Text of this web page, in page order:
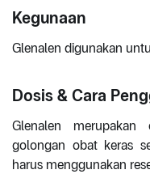
Kegunaan
Glenalen digunakan
Dosis & Cara
Glenalen
golongan obat keras
harus menggunakan